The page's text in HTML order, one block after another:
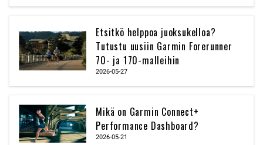
Etsitkö helppoa juoksukelloa?
Tutustu uusiin Garmin Forerunner
70- ja 170-malleihin
2026-05-27
Mikä on Garmin Connect+
Performance Dashboard?
2026-05-21